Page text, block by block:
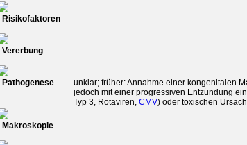
Risikofaktoren
Vererbung
Pathogenese
unklar; früher: Annahme einer kongenitalen
jedoch mit einer progressiven Entzündung
Typ 3, Rotaviren, CMV) oder toxischen
Makroskopie